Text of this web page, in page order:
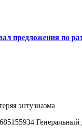
предложения по
энтузиазма
Генеральный